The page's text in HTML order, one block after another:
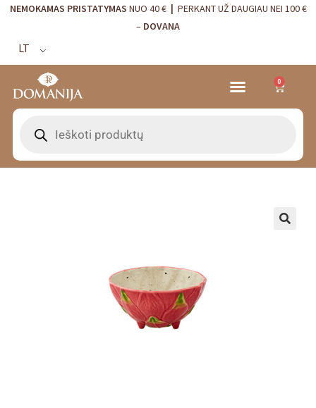
NEMOKAMAS PRISTATYMAS NUO 40 € | PERKANT UŽ DAUGIAU NEI 100 €
– DOVANA
LT
0